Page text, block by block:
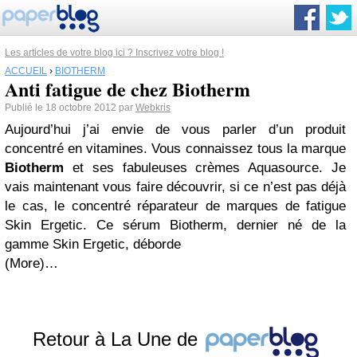
Les articles de votre blog ici ? Inscrivez votre blog !
ACCUEIL › BIOTHERM
Anti fatigue de chez Biotherm
Publié le 18 octobre 2012 par Webkris
Aujourd’hui j’ai envie de vous parler d’un produit
concentré en vitamines. Vous connaissez tous la marque
Biotherm et ses fabuleuses crèmes Aquasource. Je
vais maintenant vous faire découvrir, si ce n’est pas déjà
le cas, le concentré réparateur de marques de fatigue
Skin Ergetic. Ce sérum Biotherm, dernier né de la
gamme Skin Ergetic, déborde
(More)…
Retour à La Une de